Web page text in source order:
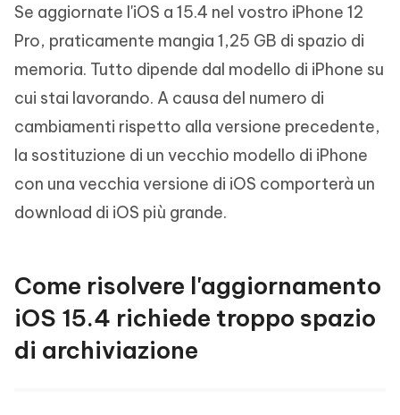
Se aggiornate l'iOS a 15.4 nel vostro iPhone 12
Pro, praticamente mangia 1,25 GB di spazio di
memoria. Tutto dipende dal modello di iPhone su
cui stai lavorando. A causa del numero di
cambiamenti rispetto alla versione precedente,
la sostituzione di un vecchio modello di iPhone
con una vecchia versione di iOS comporterà un
download di iOS più grande.
Come risolvere l'aggiornamento
iOS 15.4 richiede troppo spazio
di archiviazione